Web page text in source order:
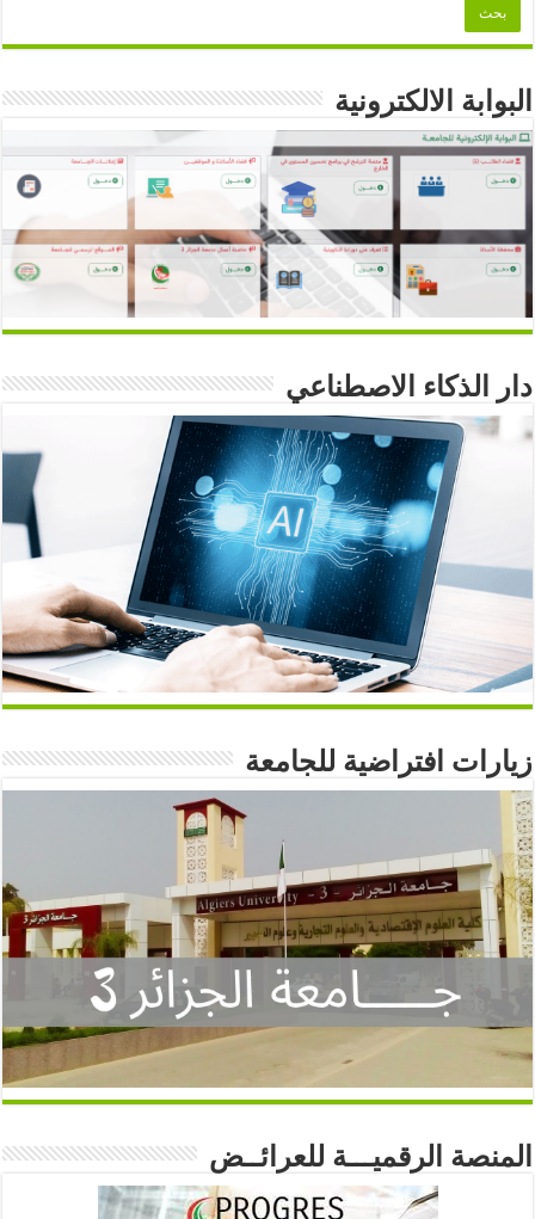
البوابة الالكترونية
دار الذكاء الاصطناعي
زيارات افتراضية للجامعة
المنصة الرقميـــة للعرائــض